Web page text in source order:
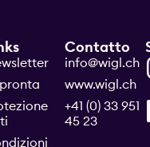
Contatto
info@wigl.ch
www.wigl.ch
+41 (0) 33 951
45 23